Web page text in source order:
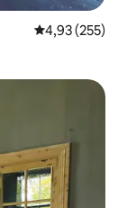
4,93 de uma
4,93 (255)